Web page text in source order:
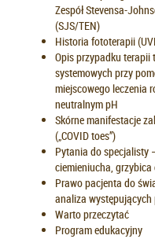
Zespół Stevensa-
(SJS/TEN)
Historia fototerapii
Opis przypadku
systemowych przy
miejscowego leczenia
neutralnym pH
Skórne manifestacje
(„COVID toes”)
Pytania do specjalisty
ciemieniucha, grzybica
Prawo pacjenta do
analiza występujących
Warto przeczytać
Program edukacyjny